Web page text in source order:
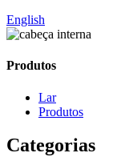
English
Produtos
Lar
Produtos
Categorias